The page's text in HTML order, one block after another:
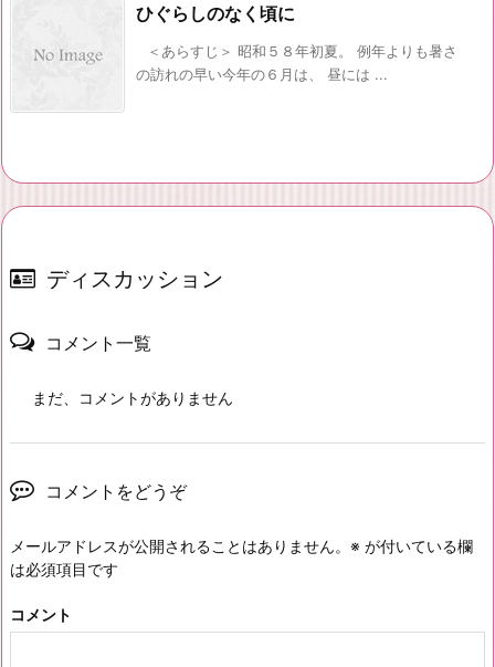
ひぐらしのなく頃に
＜あらすじ＞ 昭和５８年初夏。 例年よりも暑さ
の訪れの早い今年の６月は、 昼には ...
ディスカッション
コメント一覧
まだ、コメントがありません
コメントをどうぞ
メールアドレスが公開されることはありません。 ※ が付いている欄
は必須項目です
コメント